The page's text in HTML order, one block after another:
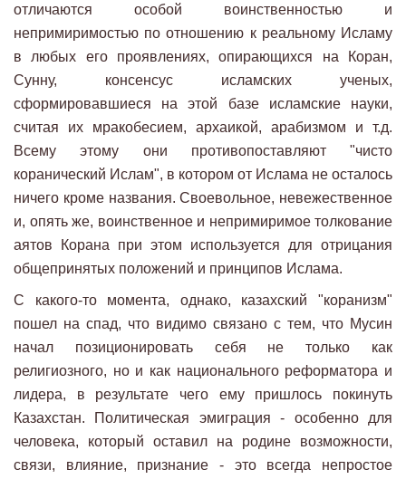
отличаются особой воинственностью и
непримиримостью по отношению к реальному Исламу
в любых его проявлениях, опирающихся на Коран,
Сунну, консенсус исламских ученых,
сформировавшиеся на этой базе исламские науки,
считая их мракобесием, архаикой, арабизмом и т.д.
Всему этому они противопоставляют "чисто
коранический Ислам", в котором от Ислама не осталось
ничего кроме названия. Своевольное, невежественное
и, опять же, воинственное и непримиримое толкование
аятов Корана при этом используется для отрицания
общепринятых положений и принципов Ислама.
С какого-то момента, однако, казахский "коранизм"
пошел на спад, что видимо связано с тем, что Мусин
начал позиционировать себя не только как
религиозного, но и как национального реформатора и
лидера, в результате чего ему пришлось покинуть
Казахстан. Политическая эмиграция - особенно для
человека, который оставил на родине возможности,
связи, влияние, признание - это всегда непростое